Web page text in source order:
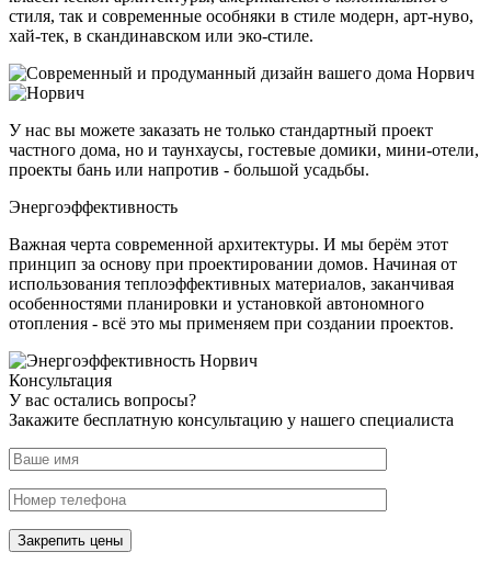
стиля, так и современные особняки в стиле модерн, арт-нуво,
хай-тек, в скандинавском или эко-стиле.
У нас вы можете заказать не только стандартный проект
частного дома, но и таунхаусы, гостевые домики, мини-отели,
проекты бань или напротив - большой усадьбы.
Энергоэффективность
Важная черта современной архитектуры. И мы берём этот
принцип за основу при проектировании домов. Начиная от
использования теплоэффективных материалов, заканчивая
особенностями планировки и установкой автономного
отопления - всё это мы применяем при создании проектов.
Консультация
У вас остались вопросы?
Закажите бесплатную консультацию у нашего специалиста